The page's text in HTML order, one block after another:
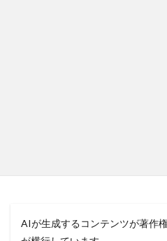
AIが生成するコンテンツが著作